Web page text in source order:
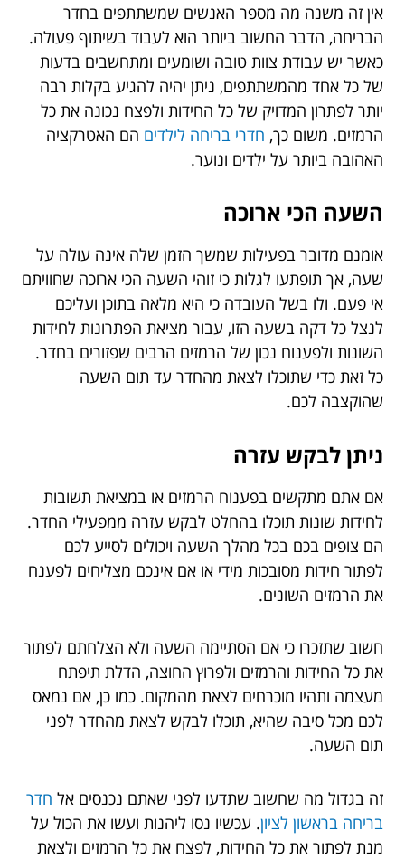
אין זה משנה מה מספר האנשים שמשתתפים בחדר
הבריחה, הדבר החשוב ביותר הוא לעבוד בשיתוף פעולה.
כאשר יש עבודת צוות טובה ושומעים ומתחשבים בדעות
של כל אחד מהמשתתפים, ניתן יהיה להגיע בקלות רבה
יותר לפתרון המדויק של כל החידות ולפצח נכונה את כל
הרמזים. משום כך, חדרי בריחה לילדים הם האטרקציה
האהובה ביותר על ילדים ונוער.
השעה הכי ארוכה
אומנם מדובר בפעילות שמשך הזמן שלה אינה עולה על
שעה, אך תופתעו לגלות כי זוהי השעה הכי ארוכה שחוויתם
אי פעם. ולו בשל העובדה כי היא מלאה בתוכן ועליכם
לנצל כל דקה בשעה הזו, עבור מציאת הפתרונות לחידות
השונות ולפענוח נכון של הרמזים הרבים שפזורים בחדר.
כל זאת כדי שתוכלו לצאת מהחדר עד תום השעה
שהוקצבה לכם.
ניתן לבקש עזרה
אם אתם מתקשים בפענוח הרמזים או במציאת תשובות
לחידות שונות תוכלו בהחלט לבקש עזרה ממפעילי החדר.
הם צופים בכם בכל מהלך השעה ויכולים לסייע לכם
לפתור חידות מסובכות מידי או אם אינכם מצליחים לפענח
את הרמזים השונים.
חשוב שתזכרו כי אם הסתיימה השעה ולא הצלחתם לפתור
את כל החידות והרמזים ולפרוץ החוצה, הדלת תיפתח
מעצמה ותהיו מוכרחים לצאת מהמקום. כמו כן, אם נמאס
לכם מכל סיבה שהיא, תוכלו לבקש לצאת מהחדר לפני
תום השעה.
זה בגדול מה שחשוב שתדעו לפני שאתם נכנסים אל חדר
בריחה בראשון לציון. עכשיו נסו ליהנות ועשו את הכול על
מנת לפתור את כל החידות, לפצח את כל הרמזים ולצאת